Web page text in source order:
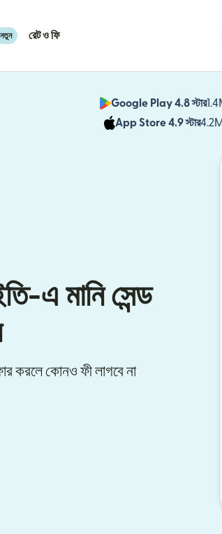
নতুন রেট ও ফি
Google Play 4.8 স্টার
App Store 4.9 স্টার
এ মানি সেন্ড
করলে কোনও ফী লাগবে না